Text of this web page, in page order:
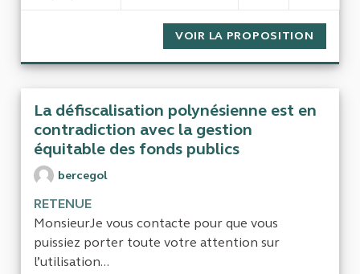
VOIR LA PROPOSITION
La défiscalisation polynésienne est en
contradiction avec la gestion
équitable des fonds publics
bercegol
RETENUE
MonsieurJe vous contacte pour que vous
puissiez porter toute votre attention sur
l’utilisation...